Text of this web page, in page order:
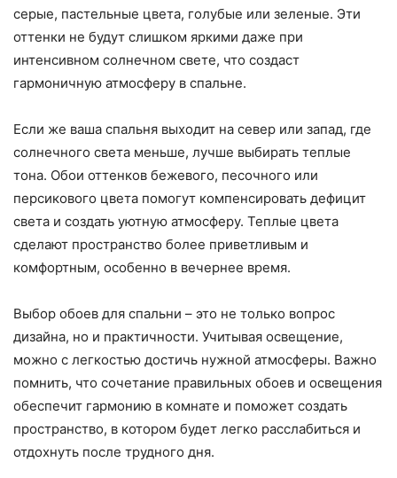
серые, пастельные цвета, голубые или зеленые. Эти
оттенки не будут слишком яркими даже при
интенсивном солнечном свете, что создаст
гармоничную атмосферу в спальне.
Если же ваша спальня выходит на север или запад, где
солнечного света меньше, лучше выбирать теплые
тона. Обои оттенков бежевого, песочного или
персикового цвета помогут компенсировать дефицит
света и создать уютную атмосферу. Теплые цвета
сделают пространство более приветливым и
комфортным, особенно в вечернее время.
Выбор обоев для спальни – это не только вопрос
дизайна, но и практичности. Учитывая освещение,
можно с легкостью достичь нужной атмосферы. Важно
помнить, что сочетание правильных обоев и освещения
обеспечит гармонию в комнате и поможет создать
пространство, в котором будет легко расслабиться и
отдохнуть после трудного дня.